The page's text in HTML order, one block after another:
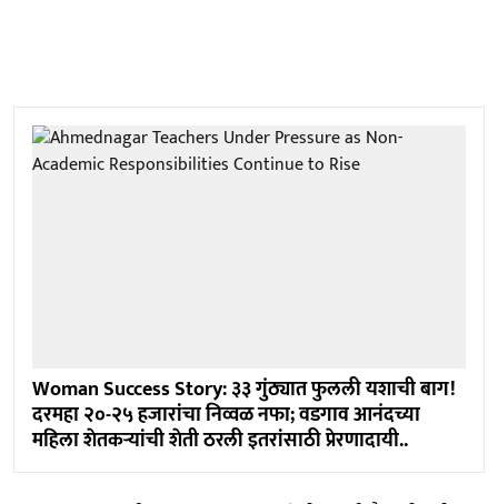
Woman Success Story: ३३ गुंठ्यात फुलली यशाची बाग!
दरमहा २०-२५ हजारांचा निव्वळ नफा; वडगाव आनंदच्या
महिला शेतकऱ्यांची शेती ठरली इतरांसाठी प्रेरणादायी..